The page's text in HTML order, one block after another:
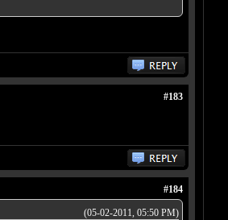
#183
#184
(05-02-2011, 05:50 PM)